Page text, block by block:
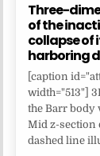
Three-
of the
collapse of
harboring
[caption
width="513"]
the Barr body
Mid z-section
dashed line